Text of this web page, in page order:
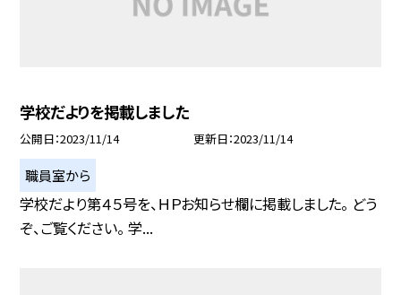
学校だよりを掲載しました
公開日 2023/11/14 更新日 2023/11/14
職員室から
学校だより第４５号を、ＨＰお知らせ欄に掲載しました。 どう
ぞ、ご覧ください。 学...